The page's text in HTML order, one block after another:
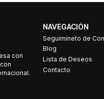
con
NAVEGACIÓN
Seguimineto de
Blog
Lista de Deseos
Contacto